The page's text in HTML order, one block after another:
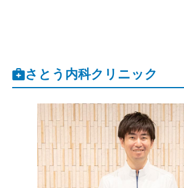
さとう内科クリニック